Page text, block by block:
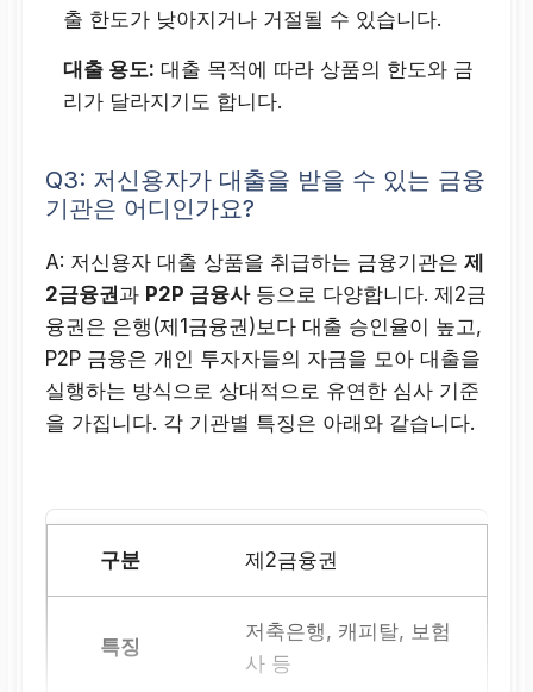
출 한도가 낮아지거나 거절될 수 있습니다.
대출 용도: 대출 목적에 따라 상품의 한도와 금
리가 달라지기도 합니다.
Q3: 저신용자가 대출을 받을 수 있는 금융
기관은 어디인가요?
A: 저신용자 대출 상품을 취급하는 금융기관은제
2금융권과 P2P 금융사등으로 다양합니다. 제2금
융권은 은행(제1금융권)보다 대출 승인율이 높고,
P2P 금융은 개인 투자자들의 자금을 모아 대출을
실행하는 방식으로 상대적으로 유연한 심사 기준
을 가집니다. 각 기관별 특징은 아래와 같습니다.
제2금융권
저축은행, 캐피탈, 보험
사 등